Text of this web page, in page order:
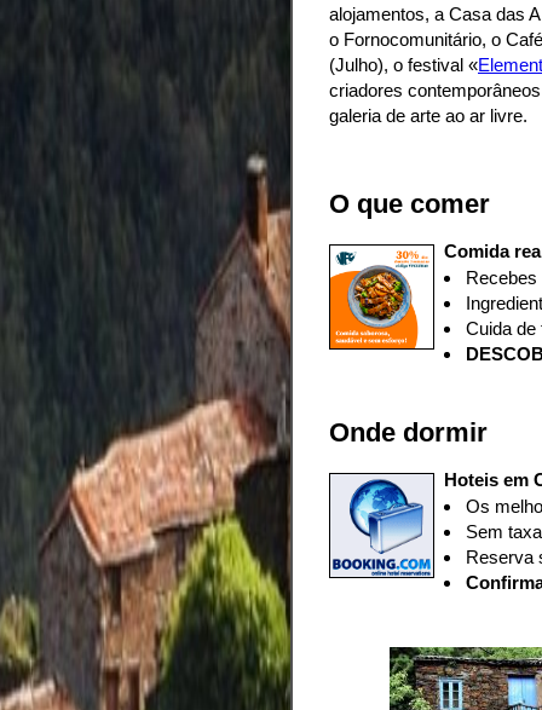
alojamentos, a Casa das
o Fornocomunitário, o
(Julho), o festival «
criadores
galeria de arte ao ar livre.
O que comer
Comida
Cuida de
D
Onde dormir
Hoteis em
Os
Sem
Reserva